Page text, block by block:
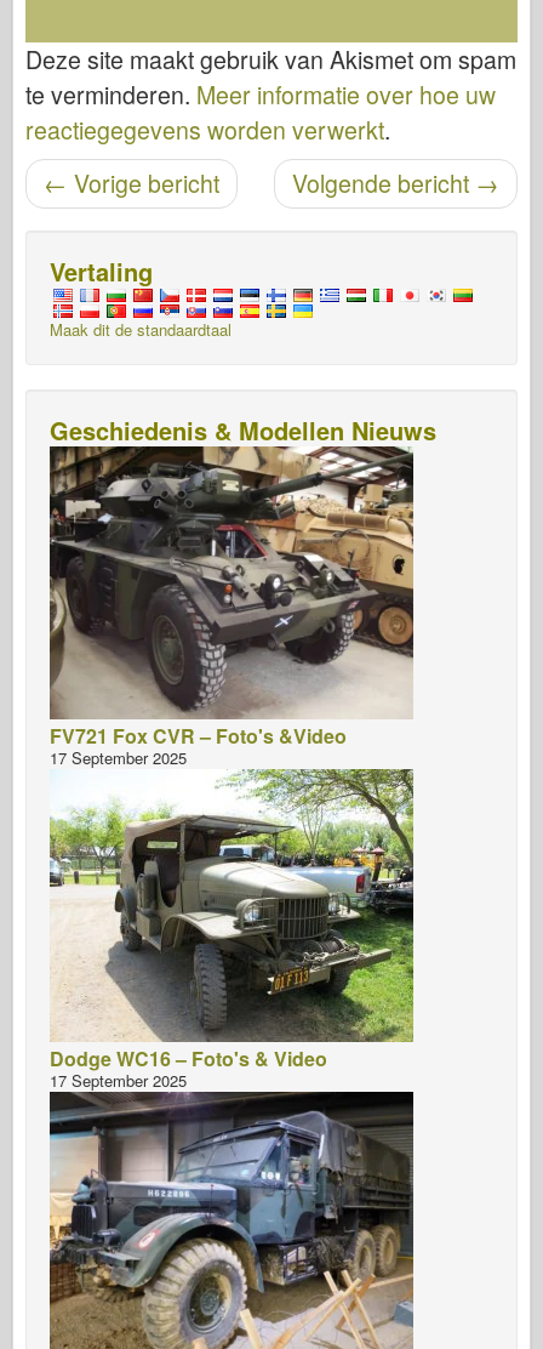
Deze site maakt gebruik van Akismet om spam
te verminderen. Meer informatie over hoe uw
reactiegegevens worden verwerkt.
Bericht navigatie Volgende bericht →
← Vorige bericht
Vertaling
Maak dit de standaardtaal
Geschiedenis & Modellen Nieuws
FV721 Fox CVR – Foto's &Video
17 September 2025
Dodge WC16 – Foto's & Video
17 September 2025